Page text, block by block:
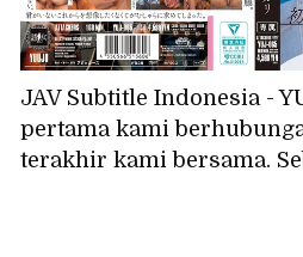
JAV Subtitle Indonesia -
pertama kami
terakhir kami bersama.